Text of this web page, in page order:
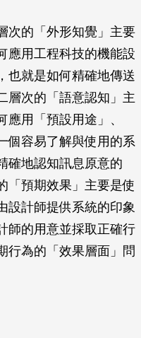
次的「外形知覺」主要
應用工程科技的機能設
也就是如何精確地傳送
層次的「語意認知」主
用「預設用途」、
個容易了解與使用的系
確地認知訊息原意的
「預期效果」主要是使
設計師提供系統的印象
師的用意並採取正確行
行為的「效果層面」問